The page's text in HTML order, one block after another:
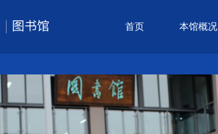
首页 本馆概况